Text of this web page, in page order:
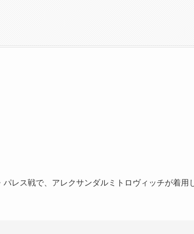
レス戦で、アレクサンダルミトロヴィッチが着用